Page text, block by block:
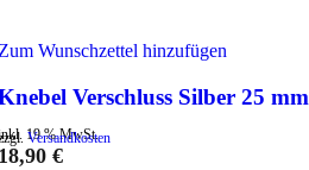
Wunschzettel hinzufügen
Verschluss Silber 25 mm
19 % MwSt.
Versandkosten
€